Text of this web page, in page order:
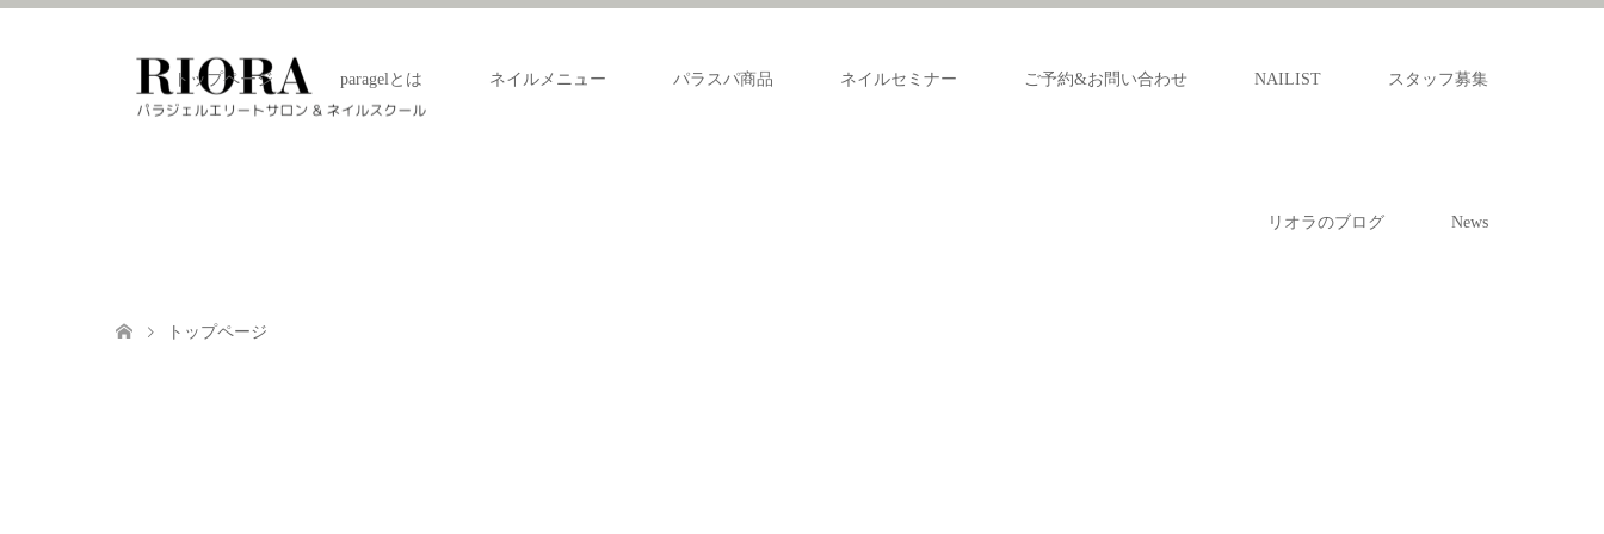
トップページ paragelとは ネイルメニュー パラスパ商品 ネイルセミナー ご予約&お問い合わせ NAILIST スタッフ募集
リオラのブログ News
トップページ